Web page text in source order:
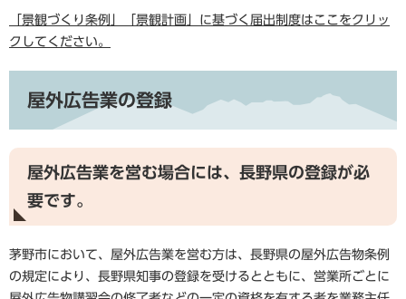
「景観づくり条例」「景観計画」に基づく届出制度はここをクリッ
クしてください。
屋外広告業の登録
屋外広告業を営む場合には、長野県の登録が必
要です。
茅野市において、屋外広告業を営む方は、長野県の屋外広告物条例
の規定により、長野県知事の登録を受けるとともに、営業所ごとに